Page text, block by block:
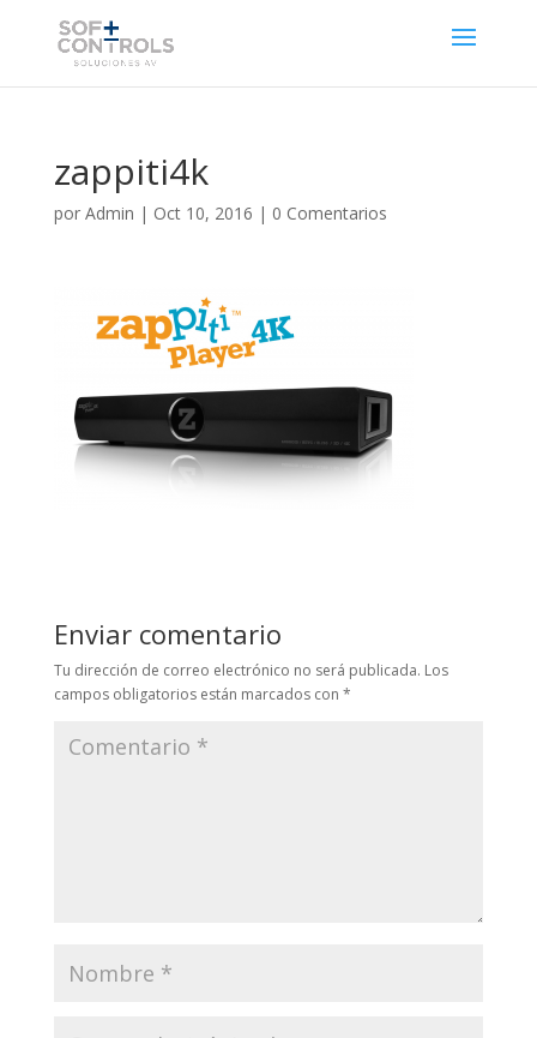
zappiti4k
por Admin | Oct 10, 2016 | 0 Comentarios
Enviar comentario
Tu dirección de correo electrónico no será publicada. Los
campos obligatorios están marcados con *